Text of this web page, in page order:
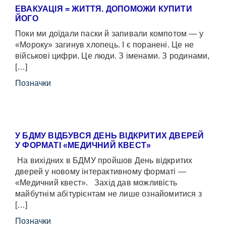
ЕВАКУАЦІЯ = ЖИТТЯ. ДОПОМОЖИ КУПИТИ
ЙОГО
Поки ми доїдали паски й запивали компотом — у
«Мороку» загинув хлопець. І є поранені. Це не
військові цифри. Це люди. З іменами. З родинами,
[…]
Позначки
У БДМУ ВІДБУВСЯ ДЕНЬ ВІДКРИТИХ ДВЕРЕЙ
У ФОРМАТІ «МЕДИЧНИЙ КВЕСТ»
На вихідних в БДМУ пройшов День відкритих
дверей у новому інтерактивному форматі —
«Медичний квест». Захід дав можливість
майбутнім абітурієнтам не лише ознайомитися з
[…]
Позначки